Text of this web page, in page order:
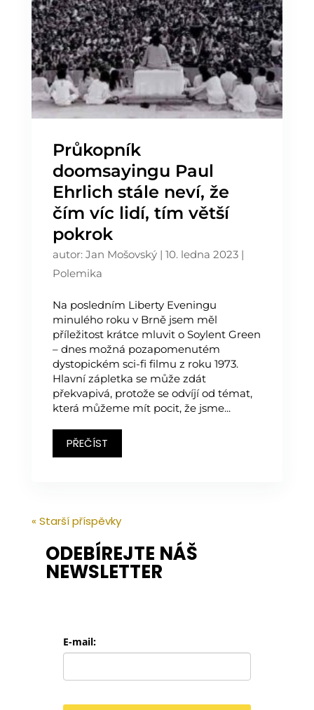
Průkopník
doomsayingu Paul
Ehrlich stále neví, že
čím víc lidí, tím větší
pokrok
autor: Jan Mošovský| 10. ledna 2023|
Polemika
Na posledním Liberty Eveningu
minulého roku v Brně jsem měl
příležitost krátce mluvit o Soylent Green
– dnes možná pozapomenutém
dystopickém sci-fi filmu z roku 1973.
Hlavní zápletka se může zdát
překvapivá, protože se odvíjí od témat,
která můžeme mít pocit, že jsme...
PŘEČÍST
« Starší příspěvky
ODEBÍREJTE NÁŠ
NEWSLETTER
E-mail: